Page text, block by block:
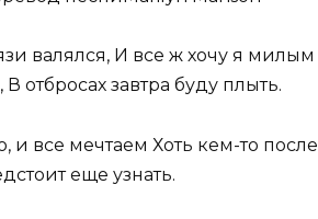
валялся, И все ж хочу я
отбросах завтра буду плыть.
все мечтаем Хоть кем-то
еще узнать.